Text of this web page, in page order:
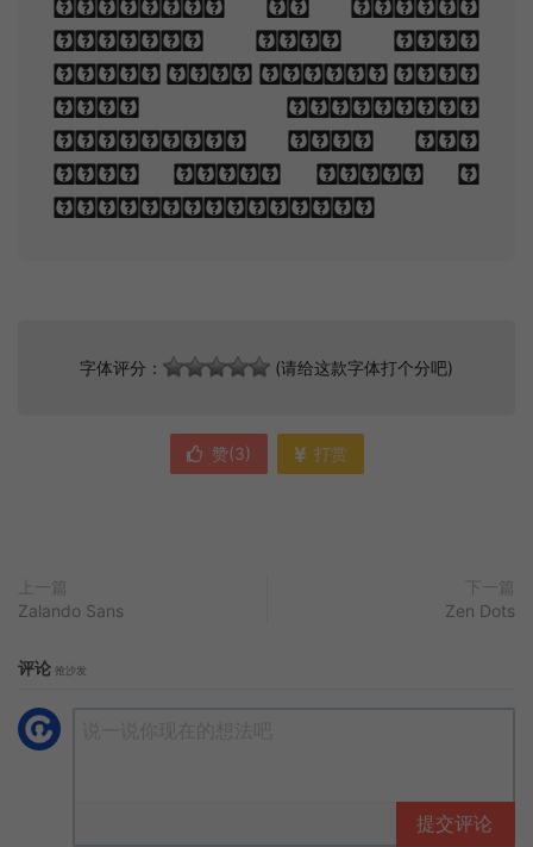
Murmur, a little
sadly, how Love
fled And paced upon
the mountains
overhead And hid
his face amid a
crowd of stars.
字体评分： (请给这款字体打个分吧)
赞(3) 打赏
上一篇
Zalando Sans
下一篇
Zen Dots
评论 抢沙发
提交评论